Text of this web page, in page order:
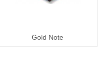
Gold Note